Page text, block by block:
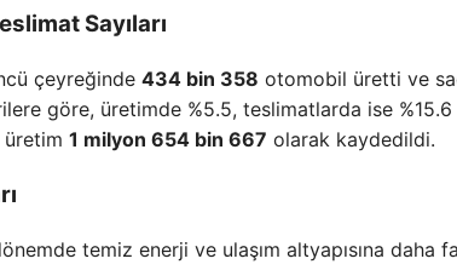
Sayıları
çeyreğinde 434 bin 358 otomobil üretti ve
göre, üretimde %5.5, teslimatlarda ise %15.6
1 milyon 654 bin 667 olarak kaydedildi.
temiz enerji ve ulaşım altyapısına daha